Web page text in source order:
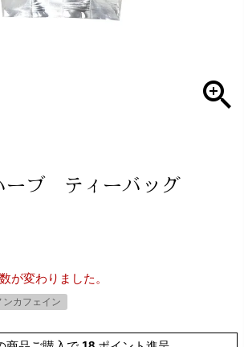
ーブ ティーバッグ
が変わりました。
ンカフェイン